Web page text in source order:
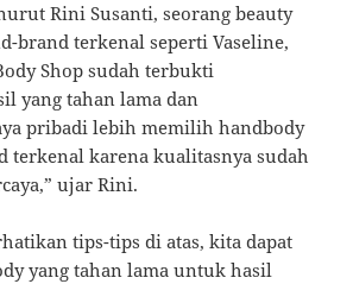
Rini Susanti, seorang beauty
brand terkenal seperti Vaseline,
Shop sudah terbukti
yang tahan lama dan
pribadi lebih memilih handbody
terkenal karena kualitasnya sudah
ujar Rini.
tips-tips di atas, kita dapat
yang tahan lama untuk hasil